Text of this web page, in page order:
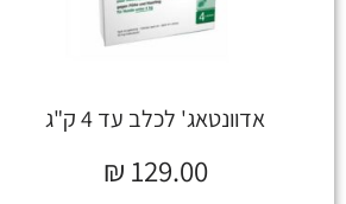
אדוונטאג' לכלב עד 4 ק"ג
₪ 129.00